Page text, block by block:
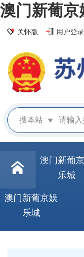
澳门新葡京
关怀版 用户登录
搜本站
澳门新葡
乐城
澳门新葡京娱
乐城